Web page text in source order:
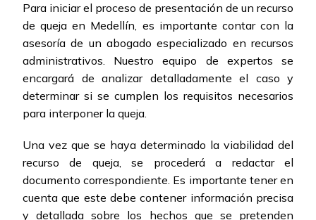
Para iniciar el proceso de presentación de un recurso
de queja en Medellín, es importante contar con la
asesoría de un abogado especializado en recursos
administrativos. Nuestro equipo de expertos se
encargará de analizar detalladamente el caso y
determinar si se cumplen los requisitos necesarios
para interponer la queja.
Una vez que se haya determinado la viabilidad del
recurso de queja, se procederá a redactar el
documento correspondiente. Es importante tener en
cuenta que este debe contener información precisa
y detallada sobre los hechos que se pretenden